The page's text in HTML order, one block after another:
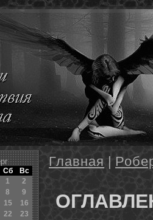
Сб
Вс
1
2
8
9
15
16
22
23
Главная |